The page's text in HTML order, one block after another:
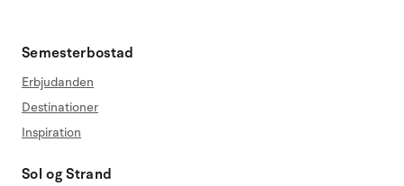
Semesterbostad
Erbjudanden
Destinationer
Inspiration
Sol og Strand